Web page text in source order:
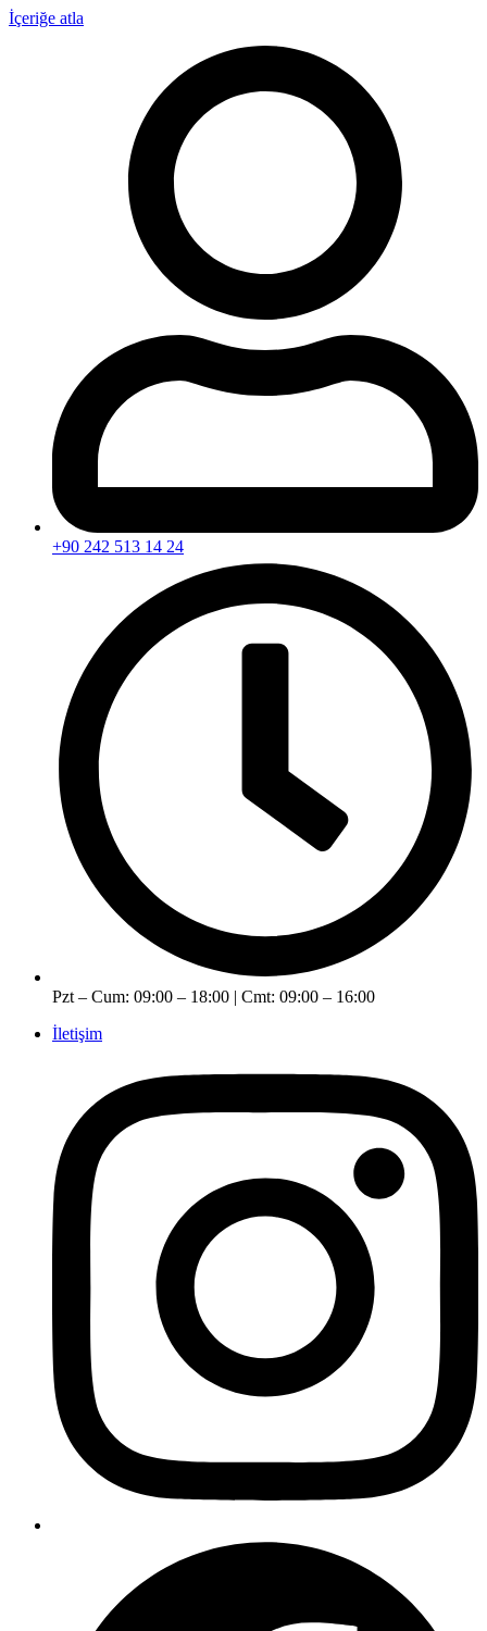
İçeriğe atla
+90 242 513 14 24
Pzt – Cum: 09:00 – 18:00 | Cmt: 09:00 – 16:00
İletişim